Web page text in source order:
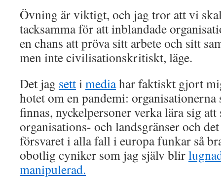
Övning är viktigt, och jag tror att vi
tacksamma för att inblandade
en chans att pröva sitt arbete och sitt
men inte civilisationskritiskt, läge.
Det jag settimediahar faktiskt gjort
hotet om en pandemi: organisationerna
finnas, nyckelpersoner verka lära sig att
organisations- och landsgränser och
försvaret i alla fall i europa funkar så
obotlig cyniker som jag själv blir
manipulerad.